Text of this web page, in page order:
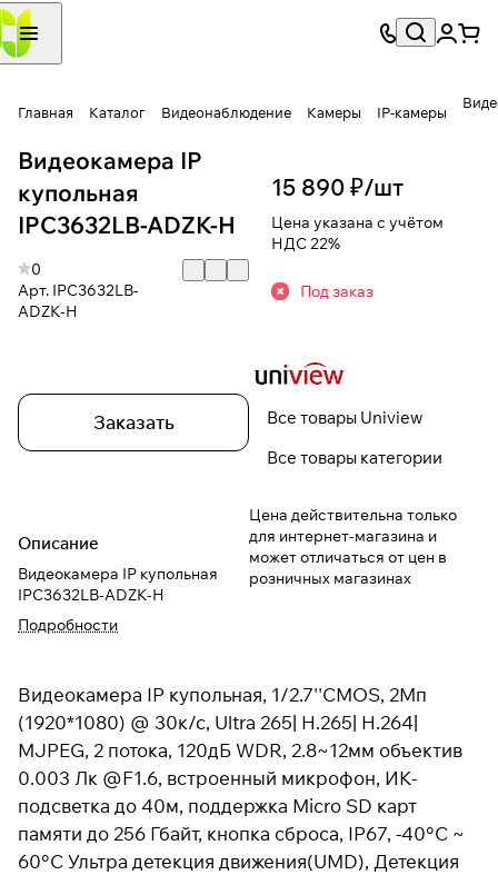
Главная Каталог Видеонаблюдение Камеры IP-камеры
Видеокамера IP
купольная
IPC3632LB-ADZK-H
0
Арт. IPC3632LB-
ADZK-H
Заказать
Описание
Видеокамера IP купольная
IPC3632LB-ADZK-H
Подробности
15 890 ₽/шт
Цена указана с учётом
НДС 22%
Под заказ
Все товары Uniview
Все товары категории
Цена действительна только
для интернет-магазина и
может отличаться от цен в
розничных магазинах
Видеокамера IP купольная, 1/2.7''CMOS, 2Мп
(1920*1080) @ 30к/с, Ultra 265| H.265| H.264|
MJPEG, 2 потока, 120дБ WDR, 2.8~12мм объектив
0.003 Лк @F1.6, встроенный микрофон, ИК-
подсветка до 40м, поддержка Micro SD карт
памяти до 256 Гбайт, кнопка сброса, IP67, -40°C ~
60°C Ультра детекция движения(UMD), Детекция